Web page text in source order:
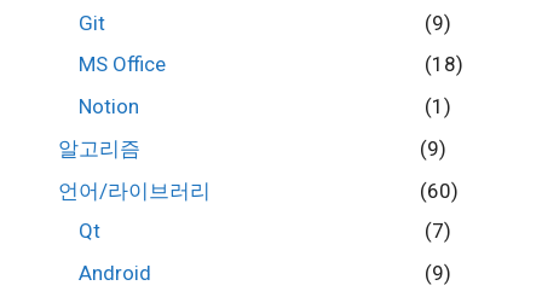
Git
(9)
MS Office
(18)
Notion
(1)
알고리즘
(9)
언어/라이브러리
(60)
Qt
(7)
Android
(9)